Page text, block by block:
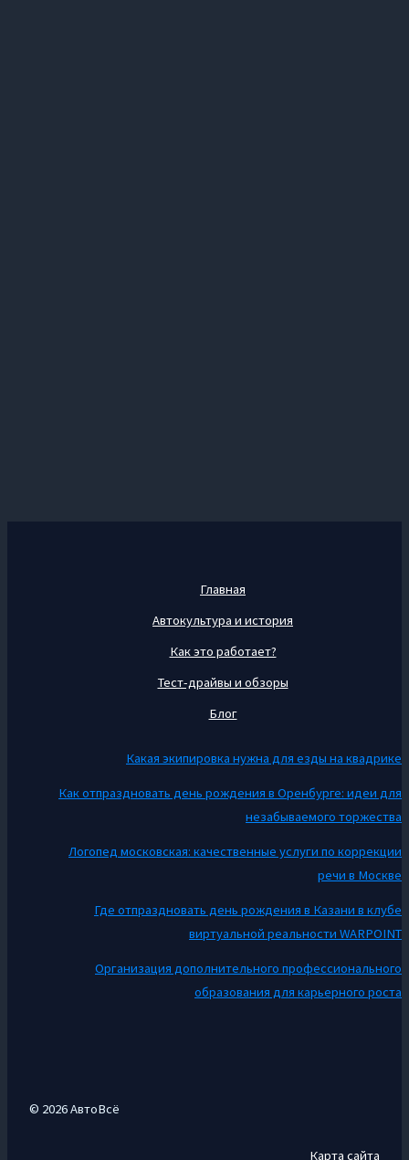
Главная
Автокультура и история
Как это работает?
Тест-драйвы и обзоры
Блог
Какая экипировка нужна для езды на квадрике
Как отпраздновать день рождения в Оренбурге: идеи для
незабываемого торжества
Логопед московская: качественные услуги по коррекции
речи в Москве
Где отпраздновать день рождения в Казани в клубе
виртуальной реальности WARPOINT
Организация дополнительного профессионального
образования для карьерного роста
© 2026 АвтоВсё
Карта сайта